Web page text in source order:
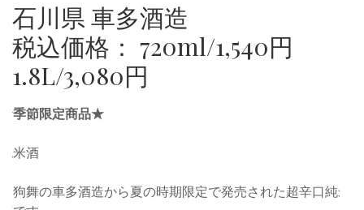
石川県 車多酒造
税込価格： 720ml/1,540円
1.8L/3,080円
★季節限定商品★
純米酒
天狗舞の車多酒造から夏の時期限定で発売された超辛口純米